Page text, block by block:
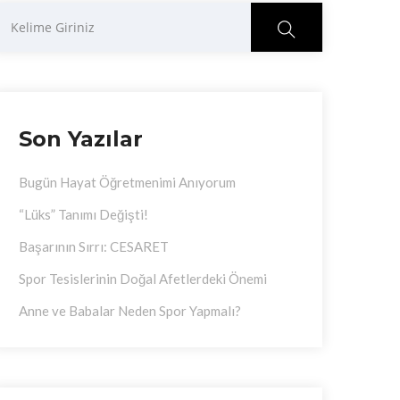
Son Yazılar
Bugün Hayat Öğretmenimi Anıyorum
“Lüks” Tanımı Değişti!
Başarının Sırrı: CESARET
Spor Tesislerinin Doğal Afetlerdeki Önemi
Anne ve Babalar Neden Spor Yapmalı?